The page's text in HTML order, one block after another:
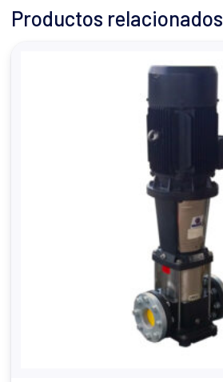
Productos relacionados